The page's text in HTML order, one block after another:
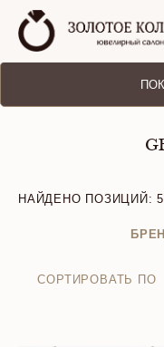
НАЙДЕНО ПОЗИЦИЙ:
СОРТИРОВАТЬ ПО